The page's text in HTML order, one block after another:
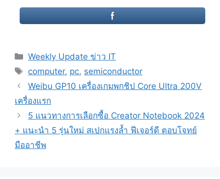
Categories
Weekly Update ข่าว IT
Tags
computer, pc, semiconductor
Post
navigation
Weibu GP10 เครื่องเกมพกชิป Core Ultra 200V
เครื่องแรก
5 แนวทางการเลือกซื้อ Creator Notebook 2024
+ แนะนำ 5 รุ่นใหม่ สเปกแรงล้ำ ฟีเจอร์ดี ตอบโจทย์
มืออาชีพ